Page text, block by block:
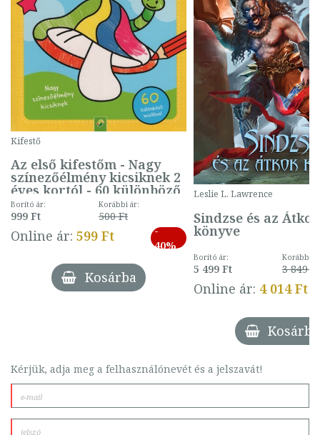
Kifestő
Az első kifestőm - Nagy
színezőélmény kicsiknek 2
éves kortól - 60 különböző
mintával (gombás)
Borító ár:
999 Ft
Korábbi ár:
500 Ft
Online ár: 599 Ft
-
40%
Kosárba
Leslie L. Lawrence
Sindzse és az Átkok
könyve
Borító ár:
5 499 Ft
Korábbi
3 849 Ft
Online ár: 4 014 Ft
Kosárba
Kérjük, adja meg a felhasználónevét és a jelszavát!